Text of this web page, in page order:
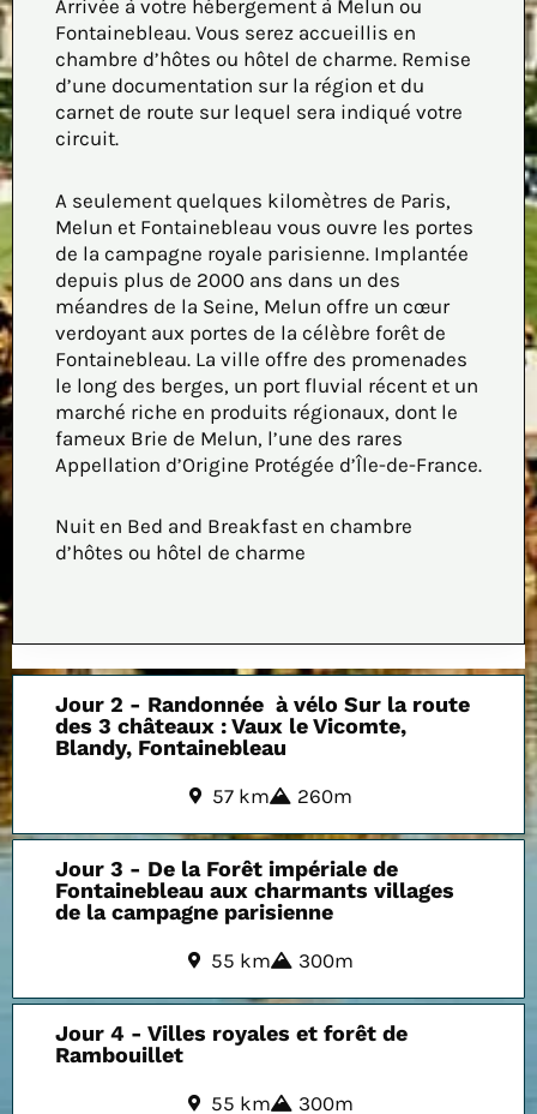
Arrivée à votre hébergement à Melun ou
Fontainebleau. Vous serez accueillis en
chambre d’hôtes ou hôtel de charme. Remise
d’une documentation sur la région et du
carnet de route sur lequel sera indiqué votre
circuit.
A seulement quelques kilomètres de Paris,
Melun et Fontainebleau vous ouvre les portes
de la campagne royale parisienne. Implantée
depuis plus de 2000 ans dans un des
méandres de la Seine, Melun offre un cœur
verdoyant aux portes de la célèbre forêt de
Fontainebleau. La ville offre des promenades
le long des berges, un port fluvial récent et un
marché riche en produits régionaux, dont le
fameux Brie de Melun, l’une des rares
Appellation d’Origine Protégée d’Île-de-France.
Nuit en Bed and Breakfast en chambre
d’hôtes ou hôtel de charme
Jour 2 - Randonnée à vélo Sur la route
des 3 châteaux : Vaux le Vicomte,
Blandy, Fontainebleau
57 km 260m
Jour 3 - De la Forêt impériale de
Fontainebleau aux charmants villages
de la campagne parisienne
55 km 300m
Jour 4 - Villes royales et forêt de
Rambouillet
55 km 300m